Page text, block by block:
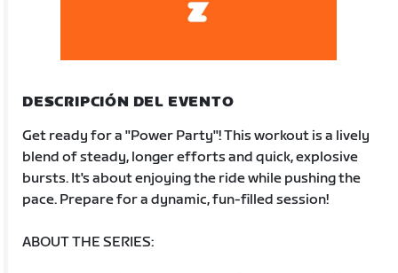
DESCRIPCIÓN DEL EVENTO
Get ready for a "Power Party"! This workout is a lively
blend of steady, longer efforts and quick, explosive
bursts. It's about enjoying the ride while pushing the
pace. Prepare for a dynamic, fun-filled session!
ABOUT THE SERIES: